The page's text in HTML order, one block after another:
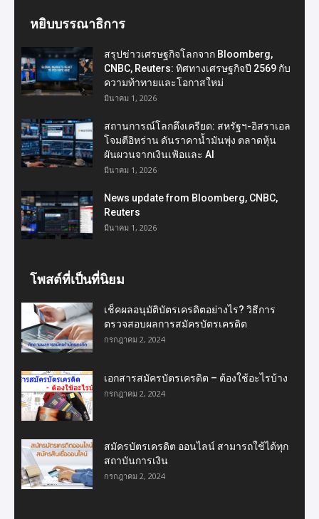
หยิบบรรณาธิการ
สรุปข่าวเศรษฐกิจโลกจาก Bloomberg,
CNBC, Reuters: ทิศทางเศรษฐกิจปี 2569 กับ
ความท้าทายและโอกาสใหม่
มีนาคม 1, 2026
สถานการณ์โลกตึงเครียด: สหรัฐฯ-อิสราเอล
โจมตีอิหร่าน ดันราคาน้ำมันพุ่ง ตลาดหุ้น
ผันผวนจากเงินเฟ้อและ AI
มีนาคม 1, 2026
News update from Bloomberg, CNBC,
Reuters
มีนาคม 1, 2026
โพสต์ที่เป็นที่นิยม
เช็คผลอนุมัติบัตรเครดิตอย่างไร? วิธีการ
ตรวจสอบผลการสมัครบัตรเครดิต
กรกฎาคม 2, 2024
เอกสารสมัครบัตรเครดิต – ต้องใช้อะไรบ้าง
กรกฎาคม 2, 2024
สมัครบัตรเครดิต ออนไลน์ สามารถใช้ได้ทุก
สถาบันการเงิน
กรกฎาคม 2, 2024